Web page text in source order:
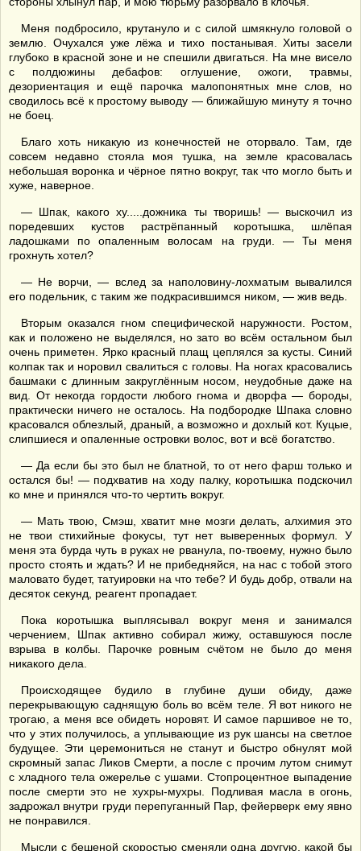
Меня подбросило, крутануло и с силой шмякнуло головой о
землю. Очухался уже лёжа и тихо постанывая. Хиты засели
глубоко в красной зоне и не спешили двигаться. На мне висело
с полдюжины дебафов: оглушение, ожоги, травмы,
дезориентация и ещё парочка малопонятных мне слов, но
сводилось всё к простому выводу — ближайшую минуту я точно
не боец.
Благо хоть никакую из конечностей не оторвало. Там, где
совсем недавно стояла моя тушка, на земле красовалась
небольшая воронка и чёрное пятно вокруг, так что могло быть и
хуже, наверное.
— Шпак, какого ху.....дожника ты творишь! — выскочил из
поредевших кустов растрёпанный коротышка, шлёпая
ладошками по опаленным волосам на груди. — Ты меня
грохнуть хотел?
— Не ворчи, — вслед за наполовину-лохматым вывалился
его подельник, с таким же подкрасившимся ником, — жив ведь.
Вторым оказался гном специфической наружности. Ростом,
как и положено не выделялся, но зато во всём остальном был
очень приметен. Ярко красный плащ цеплялся за кусты. Синий
колпак так и норовил свалиться с головы. На ногах красовались
башмаки с длинным закруглённым носом, неудобные даже на
вид. От некогда гордости любого гнома и дворфа — бороды,
практически ничего не осталось. На подбородке Шпака словно
красовался облезлый, драный, а возможно и дохлый кот. Куцые,
слипшиеся и опаленные островки волос, вот и всё богатство.
— Да если бы это был не блатной, то от него фарш только и
остался бы! — подхватив на ходу палку, коротышка подскочил
ко мне и принялся что-то чертить вокруг.
— Мать твою, Смэш, хватит мне мозги делать, алхимия это
не твои стихийные фокусы, тут нет выверенных формул. У
меня эта бурда чуть в руках не рванула, по-твоему, нужно было
просто стоять и ждать? И не прибедняйся, на нас с тобой этого
маловато будет, татуировки на что тебе? И будь добр, отвали на
десяток секунд, реагент пропадает.
Пока коротышка выплясывал вокруг меня и занимался
черчением, Шпак активно собирал жижу, оставшуюся после
взрыва в колбы. Парочке ровным счётом не было до меня
никакого дела.
Происходящее будило в глубине души обиду, даже
перекрывающую саднящую боль во всём теле. Я вот никого не
трогаю, а меня все обидеть норовят. И самое паршивое не то,
что у этих получилось, а уплывающие из рук шансы на светлое
будущее. Эти церемониться не станут и быстро обнулят мой
скромный запас Ликов Смерти, а после с прочим лутом снимут
с хладного тела ожерелье с ушами. Стопроцентное выпадение
после смерти это не хухры-мухры. Подливая масла в огонь,
задрожал внутри груди перепуганный Пар, фейерверк ему явно
не понравился.
Мысли с бешеной скоростью сменяли одна другую, какой бы